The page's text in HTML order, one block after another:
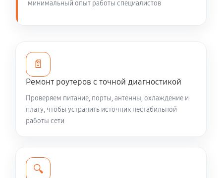
60 минут
Восстановление токопроводящих дорожек
минимальный опыт работы специалистов
📄
Ремонт роутеров с точной диагностикой
Проверяем питание, порты, антенны, охлаждение и
плату, чтобы устранить источник нестабильной
работы сети
🔍